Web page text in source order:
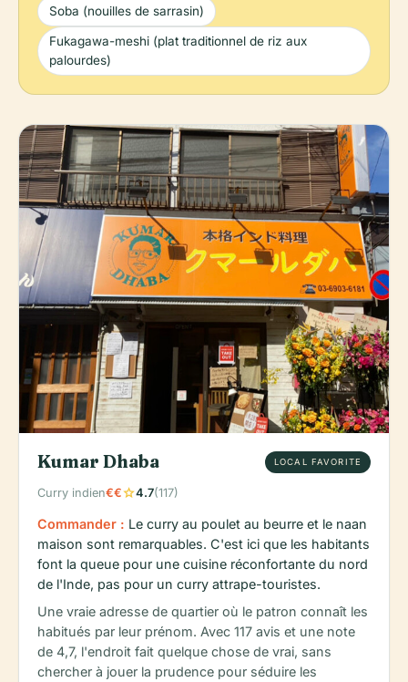
Soba (nouilles de sarrasin)
Fukagawa-meshi (plat traditionnel de riz aux
palourdes)
Kumar Dhaba LOCAL FAVORITE
Curry indien€€star4.7(117)
Commander : Le curry au poulet au beurre et le naan
maison sont remarquables. C'est ici que les habitants
font la queue pour une cuisine réconfortante du nord
de l'Inde, pas pour un curry attrape-touristes.
Une vraie adresse de quartier où le patron connaît les
habitués par leur prénom. Avec 117 avis et une note
de 4,7, l'endroit fait quelque chose de vrai, sans
chercher à jouer la prudence pour séduire les